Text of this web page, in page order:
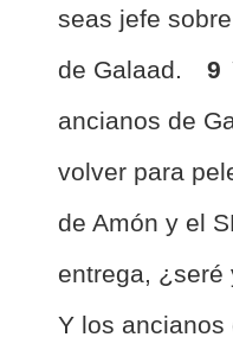
seas jefe
de Galaad.
9
ancianos de
volver para
de Amón y el
entrega, ¿seré
Y los ancianos